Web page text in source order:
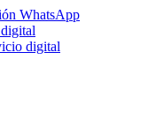
WhatsApp
digital